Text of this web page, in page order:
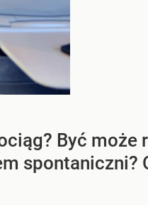
Być może
spontaniczni?